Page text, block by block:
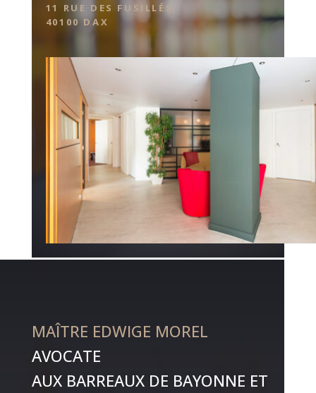
11 RUE DES FUSILLÉS
40100 DAX
MAÎTRE EDWIGE MOREL
AVOCATE
AUX BARREAUX DE BAYONNE ET